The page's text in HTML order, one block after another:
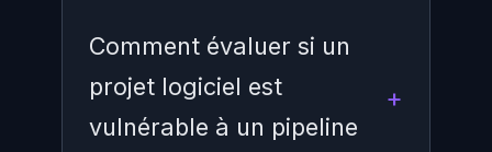
Comment évaluer si un
projet logiciel est
vulnérable à un pipeline